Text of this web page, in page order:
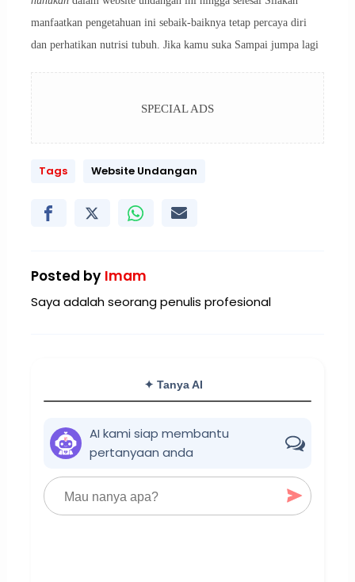
manfaatkan pengetahuan ini sebaik-baiknya tetap percaya diri
dan perhatikan nutrisi tubuh. Jika kamu suka Sampai jumpa lagi
SPECIAL ADS
Tags Website Undangan
Posted by Imam
Saya adalah seorang penulis profesional
✦ Tanya AI
AI kami siap membantu
pertanyaan anda